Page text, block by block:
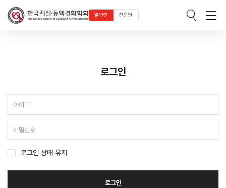
일반인 전문인
로그인
로그인
로그인 상태 유지
로그인